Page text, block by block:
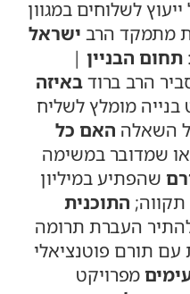
לשלוחים במגוון
מתמקד הרב ישראל
תחום הבניין |
הרב ברודבאיזה
מומלץ לשליח
השאלה האם כל
שמדובר במשימה
שהפתיע במיליון
התוכנית
העברת תרומה
תורם פוטנציאלי
מפרויקט